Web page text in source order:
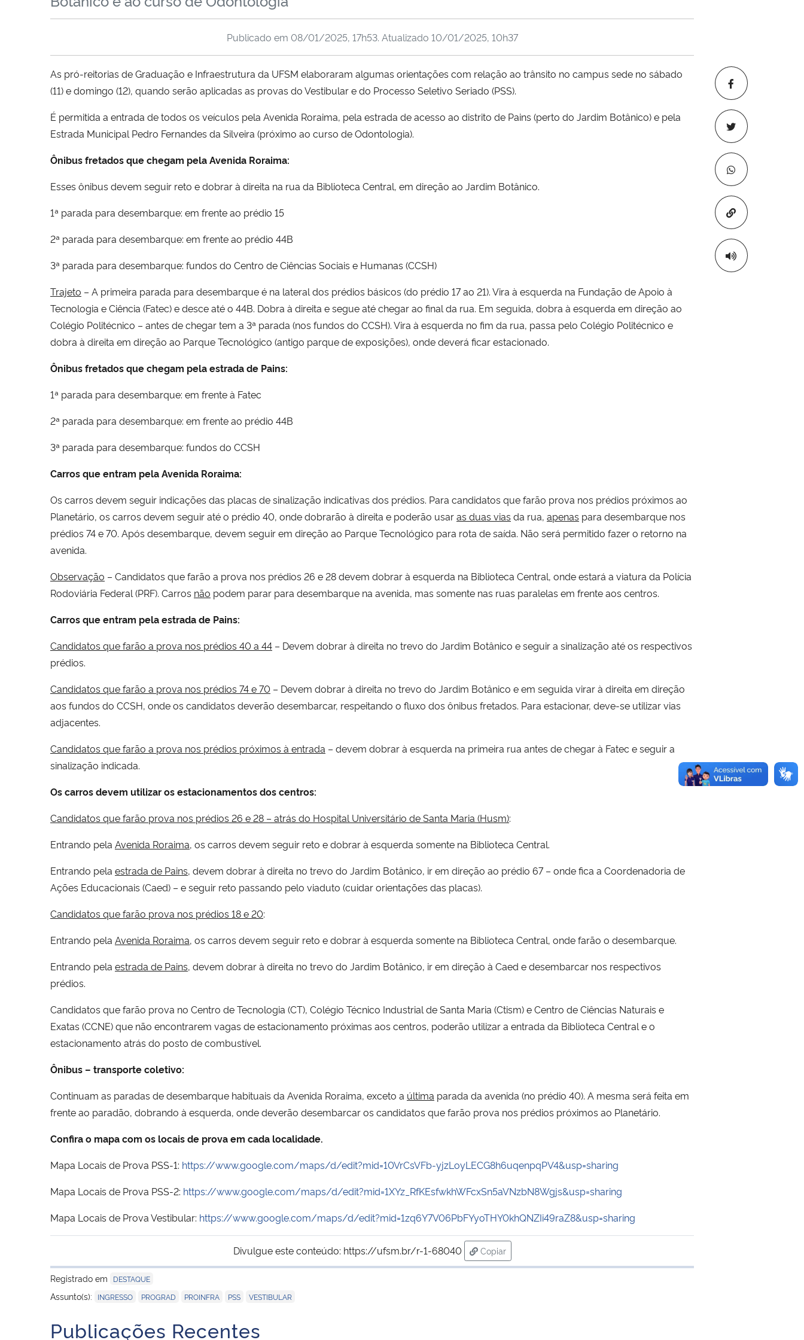
Copiar para
Publicado em 08/01/2025, 17h53. Atualizado 10/01/2025, 10h37
As pró-reitorias de Graduação e Infraestrutura da UFSM elaboraram algumas orientações com relação ao trânsito no campus sede no sábado
(11) e domingo (12), quando serão aplicadas as provas do Vestibular e do Processo Seletivo Seriado (PSS).
É permitida a entrada de todos os veículos pela Avenida Roraima, pela estrada de acesso ao distrito de Pains (perto do Jardim Botânico) e pela
Estrada Municipal Pedro Fernandes da Silveira (próximo ao curso de Odontologia).
Ônibus fretados que chegam pela Avenida Roraima:
Esses ônibus devem seguir reto e dobrar à direita na rua da Biblioteca Central, em direção ao Jardim Botânico.
1ª parada para desembarque: em frente ao prédio 15
2ª parada para desembarque: em frente ao prédio 44B
3ª parada para desembarque: fundos do Centro de Ciências Sociais e Humanas (CCSH)
Trajeto – A primeira parada para desembarque é na lateral dos prédios básicos (do prédio 17 ao 21). Vira à esquerda na Fundação de Apoio à
Tecnologia e Ciência (Fatec) e desce até o 44B. Dobra à direita e segue até chegar ao final da rua. Em seguida, dobra à esquerda em direção ao
Colégio Politécnico – antes de chegar tem a 3ª parada (nos fundos do CCSH). Vira à esquerda no fim da rua, passa pelo Colégio Politécnico e
dobra à direita em direção ao Parque Tecnológico (antigo parque de exposições), onde deverá ficar estacionado.
Ônibus fretados que chegam pelaestradade Pains:
1ª parada para desembarque: em frente à Fatec
2ª parada para desembarque: em frente ao prédio 44B
3ª parada para desembarque: fundos do CCSH
Carros que entram pela Avenida Roraima:
Os carros devem seguir indicações das placas de sinalização indicativas dos prédios. Para candidatos que farão prova nos prédios próximos ao
Planetário, os carros devem seguir até o prédio 40, onde dobrarão à direita e poderão usaras duas vias da rua, apenas para desembarque nos
prédios 74 e 70. Após desembarque, devem seguir em direção ao Parque Tecnológico para rota de saída. Não será permitido fazer o retorno na
avenida.
Observação – Candidatos que farão a prova nos prédios 26 e 28 devem dobrar à esquerda na Biblioteca Central, onde estará a viatura da Polícia
Rodoviária Federal (PRF). Carros não podem parar para desembarque na avenida, mas somente nas ruas paralelas em frente aos centros.
Carros que entram pelaestradade Pains:
Candidatos que farão a prova nos prédios 40a 44 – Devem dobrar à direita no trevo do Jardim Botânico e seguir a sinalização até os respectivos
prédios.
Candidatos que farão a prova nos prédios 74 e 70 – Devem dobrar à direita no trevo do Jardim Botânico e em seguida virar à direita em direção
aos fundos do CCSH, onde os candidatos deverão desembarcar, respeitando o fluxo dos ônibus fretados. Para estacionar, deve-se utilizar vias
adjacentes.
Candidatos que farão a prova nos prédios próximos à entrada – devem dobrar à esquerda na primeira rua antes de chegar à Fatec e seguir a
sinalização indicada.
Os carros devem utilizar os estacionamentos dos centros:
Candidatos que farão prova nos prédios 26 e 28 – atrás do Hospital Universitário de Santa Maria (Husm):
Entrando pela Avenida Roraima, os carros devem seguir reto e dobrar à esquerda somente na Biblioteca Central.
Entrando pela estrada de Pains, devem dobrar à direita no trevo do Jardim Botânico, ir em direção ao prédio 67 – onde fica a Coordenadoria de
Ações Educacionais (Caed) – e seguir reto passando pelo viaduto (cuidar orientações das placas).
Candidatos que farão prova nos prédios 18 e 20:
Entrando pela Avenida Roraima, os carros devem seguir reto e dobrar à esquerda somente na Biblioteca Central, onde farão o desembarque.
Entrando pela estrada de Pains, devem dobrar à direita no trevo do Jardim Botânico, ir em direção à Caed e desembarcar nos respectivos
prédios.
Candidatos que farão prova no Centro de Tecnologia (CT), Colégio Técnico Industrial de Santa Maria (Ctism) e Centro de Ciências Naturais e
Exatas (CCNE) que não encontrarem vagas de estacionamento próximas aos centros, poderão utilizar a entrada da Biblioteca Central e o
estacionamento atrás do posto de combustível.
Ônibus – transporte coletivo:
Continuam as paradas de desembarque habituais da Avenida Roraima, exceto a última parada da avenida (no prédio 40). A mesma será feita em
frente ao paradão, dobrando à esquerda, onde deverão desembarcar os candidatos que farão prova nos prédios próximos ao Planetário.
Confira o mapa com os locais de prova em cada localidade.
Mapa Locais de Prova PSS-1: https://www.google.com/maps/d/edit?mid=10VrCsVFb-yjzLoyLECG8h6uqenpqPV4&usp=sharing
Mapa Locais de Prova PSS-2: https://www.google.com/maps/d/edit?mid=1XYz_RfKEsfwkhWFcxSn5aVNzbN8Wgjs&usp=sharing
Mapa Locais de Prova Vestibular: https://www.google.com/maps/d/edit?mid=1zq6Y7V06PbFYyoTHY0khQNZIi49raZ8&usp=sharing
Divulgue este conteúdo: https://ufsm.br/r-1-68040
Copiar
para área de transferência
Registrado em
DESTAQUE
Assunto(s): INGRESSO PROGRAD PROINFRA PSS VESTIBULAR
Publicações Recentes